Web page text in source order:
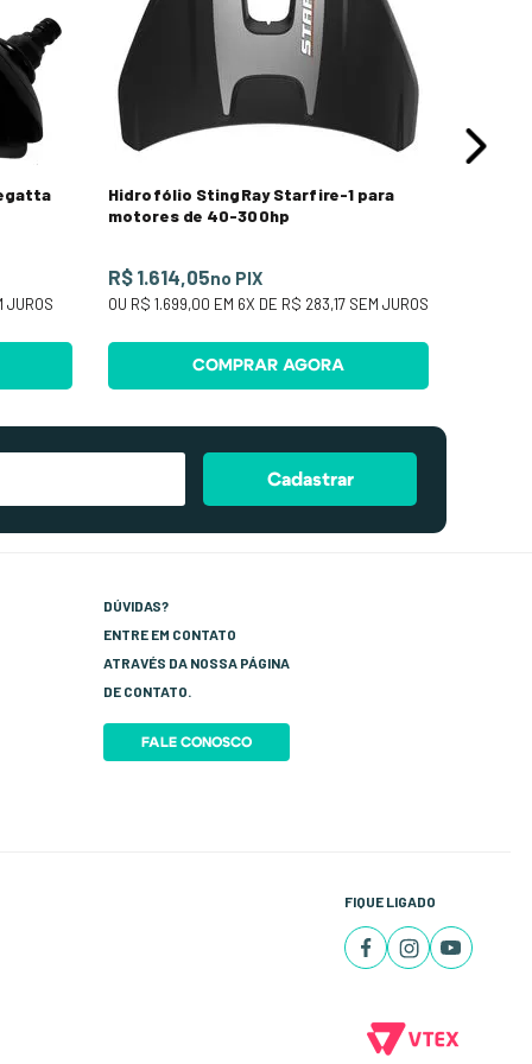
JUROS
Hidrofólio StingRay Starfire-1 para
motores de 40-300hp
R$ 1.614,05no PIX
OU R$ 1.699,00 EM 6X DE R$ 283,17 SEM JUROS
COMPRAR AGORA
Cadastrar
DÚVIDAS?
ENTRE EM CONTATO
ATRAVÉS DA NOSSA PÁGINA
DE CONTATO.
FALE CONOSCO
FIQUE LIGADO